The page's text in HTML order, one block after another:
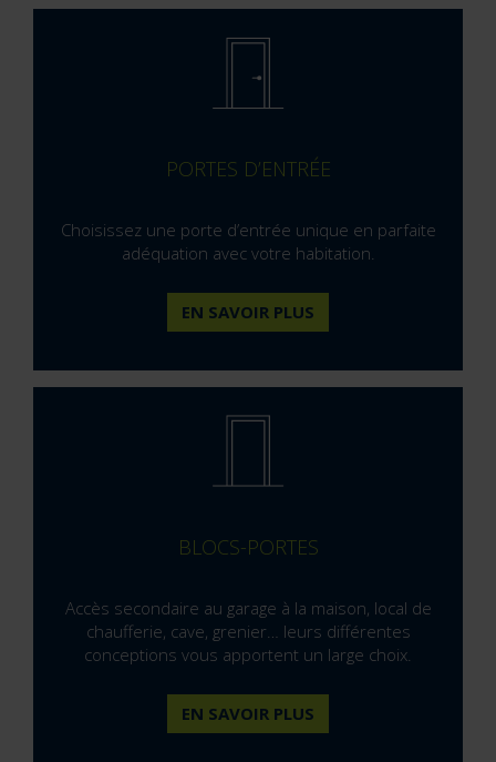
PORTES D’ENTRÉE
Choisissez une porte d’entrée unique en parfaite
adéquation avec votre habitation.
EN SAVOIR PLUS
BLOCS-PORTES
Accès secondaire au garage à la maison, local de
chaufferie, cave, grenier… leurs différentes
conceptions vous apportent un large choix.
EN SAVOIR PLUS